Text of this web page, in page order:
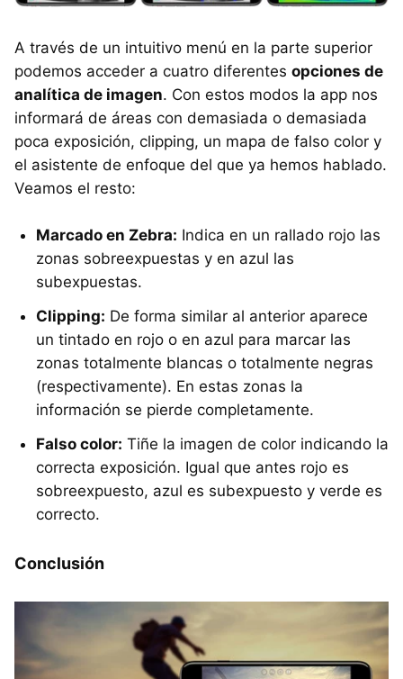
A través de un intuitivo menú en la parte superior
podemos acceder a cuatro diferentes opciones de
analítica de imagen. Con estos modos la app nos
informará de áreas con demasiada o demasiada
poca exposición, clipping, un mapa de falso color y
el asistente de enfoque del que ya hemos hablado.
Veamos el resto:
Marcado en Zebra: Indica en un rallado rojo las
zonas sobreexpuestas y en azul las
subexpuestas.
Clipping: De forma similar al anterior aparece
un tintado en rojo o en azul para marcar las
zonas totalmente blancas o totalmente negras
(respectivamente). En estas zonas la
información se pierde completamente.
Falso color: Tiñe la imagen de color indicando la
correcta exposición. Igual que antes rojo es
sobreexpuesto, azul es subexpuesto y verde es
correcto.
Conclusión